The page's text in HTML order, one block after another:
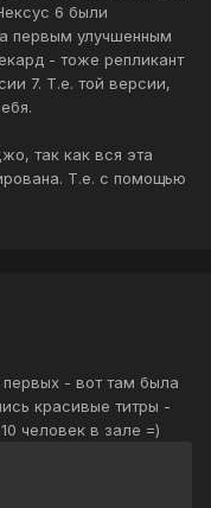
6 были
первым улучшенным
- тоже репликант
7. Т.е. той версии,
так как вся эта
Т.е. с помощью
первых - вот там была
красивые титры -
человек в зале =)